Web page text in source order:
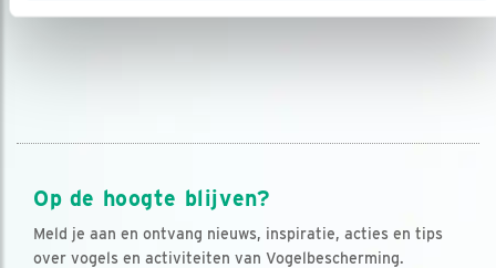
Op de hoogte blijven?
Meld je aan en ontvang nieuws, inspiratie, acties en tips
over vogels en activiteiten van Vogelbescherming.